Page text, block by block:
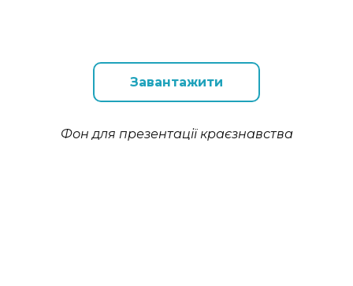
Завантажити
Фон для презентації краєзнавства